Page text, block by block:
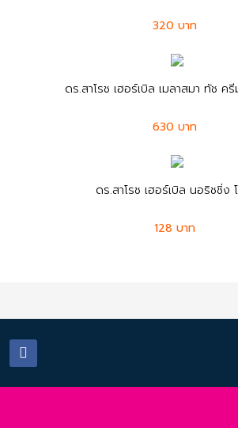
320 บาท
ดร.สาโรช เฮอร์เบิล เมลาสมา ทัช ค
630 บาท
ดร.สาโรช เฮอร์เบิล นอริชชิ่ง
128 บาท